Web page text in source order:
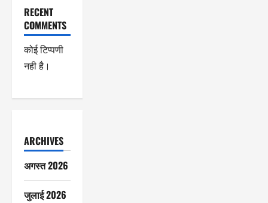
RECENT
COMMENTS
कोई टिप्पणी
नही है।
ARCHIVES
अगस्त 2026
जुलाई 2026